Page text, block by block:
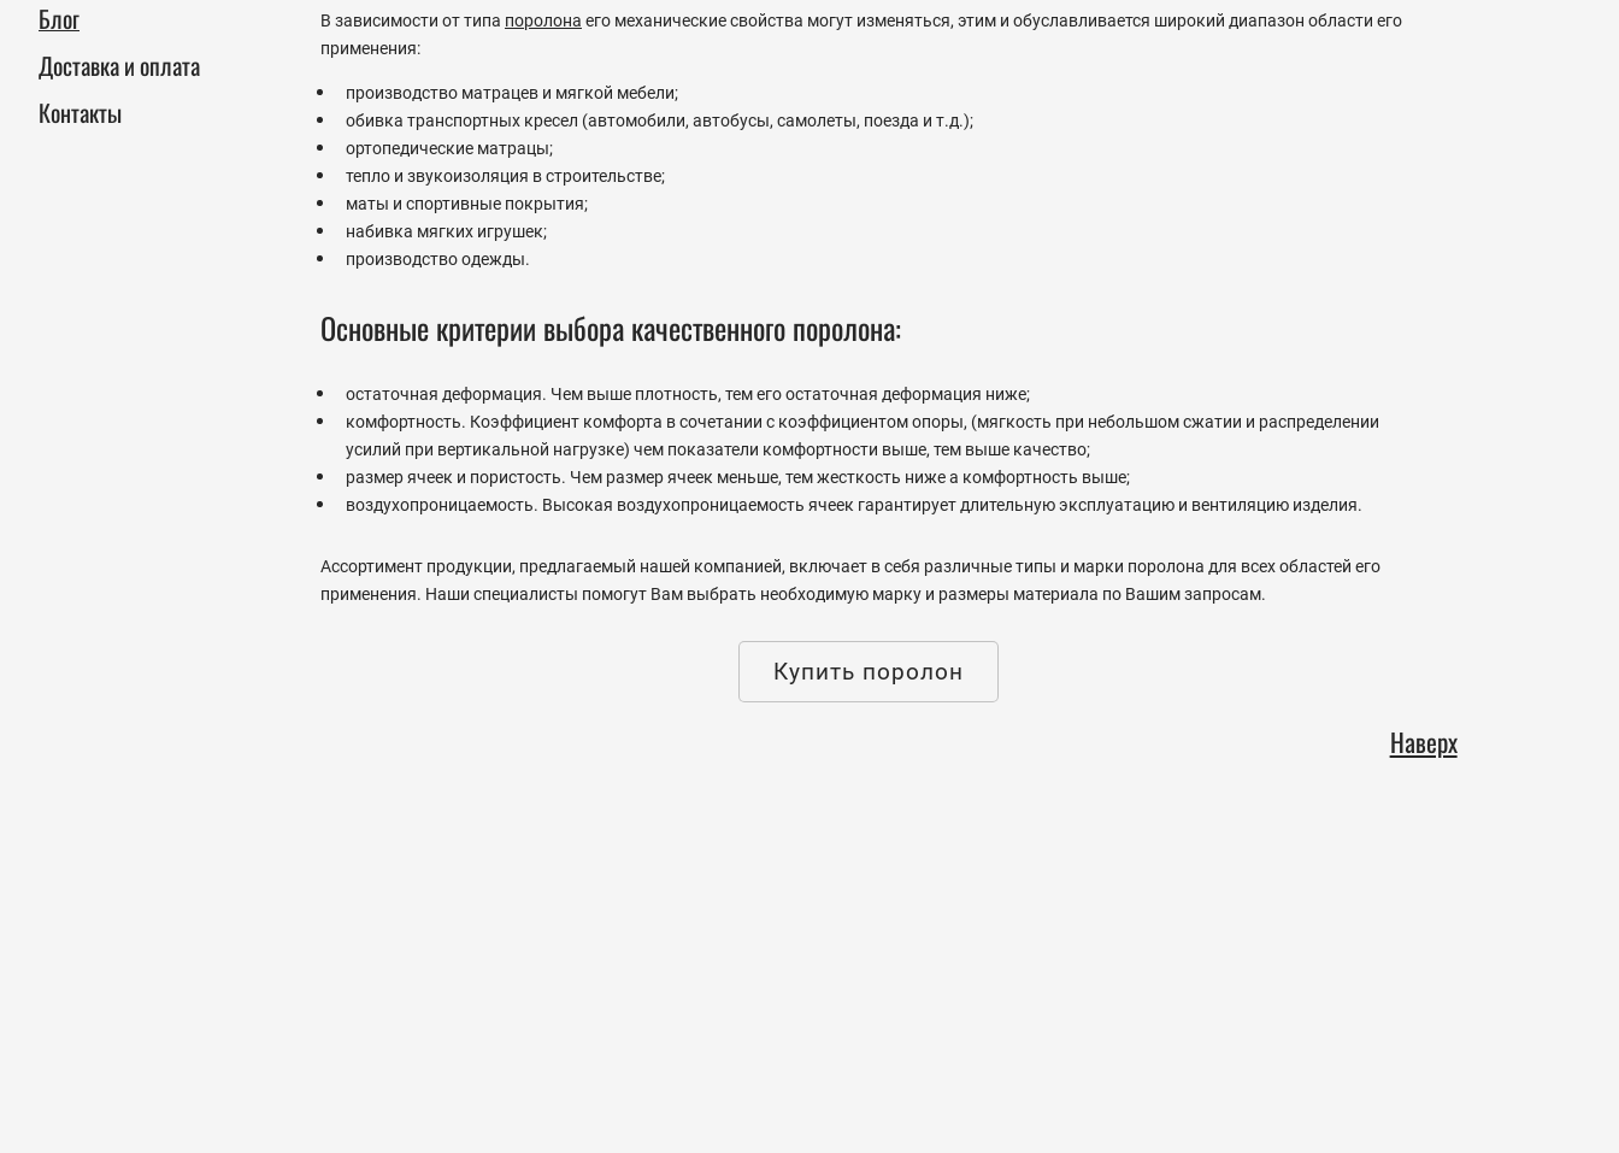
Блог
Доставка и оплата
Контакты
В зависимости от типа поролона его механические свойства могут изменяться, этим и обуславливается широкий диапазон области его
применения:
производство матрацев и мягкой мебели;
обивка транспортных кресел (автомобили, автобусы, самолеты, поезда и т.д.);
ортопедические матрацы;
тепло и звукоизоляция в строительстве;
маты и спортивные покрытия;
набивка мягких игрушек;
производство одежды.
Основные критерии выбора качественного поролона:
остаточная деформация. Чем выше плотность, тем его остаточная деформация ниже;
комфортность. Коэффициент комфорта в сочетании с коэффициентом опоры, (мягкость при небольшом сжатии и распределении
усилий при вертикальной нагрузке) чем показатели комфортности выше, тем выше качество;
размер ячеек и пористость. Чем размер ячеек меньше, тем жесткость ниже а комфортность выше;
воздухопроницаемость. Высокая воздухопроницаемость ячеек гарантирует длительную эксплуатацию и вентиляцию изделия.
Ассортимент продукции, предлагаемый нашей компанией, включает в себя различные типы и марки поролона для всех областей его
применения. Наши специалисты помогут Вам выбрать необходимую марку и размеры материала по Вашим запросам.
Купить поролон
Наверх